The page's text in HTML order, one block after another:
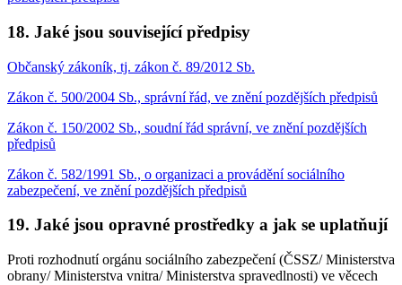
18. Jaké jsou související předpisy
Občanský zákoník, tj. zákon č. 89/2012 Sb.
Zákon č. 500/2004 Sb., správní řád, ve znění pozdějších předpisů
Zákon č. 150/2002 Sb., soudní řád správní, ve znění pozdějších
předpisů
Zákon č. 582/1991 Sb., o organizaci a provádění sociálního
zabezpečení, ve znění pozdějších předpisů
19. Jaké jsou opravné prostředky a jak se uplatňují
Proti rozhodnutí orgánu sociálního zabezpečení (ČSSZ/ Ministerstva
obrany/ Ministerstva vnitra/ Ministerstva spravedlnosti) ve věcech